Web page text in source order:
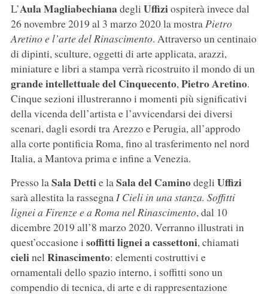
L’Aula Magliabechianadegli Uffiziospiterà invece dal
26 novembre 2019 al 3 marzo 2020 la mostraPietro
Aretino e l’arte del Rinascimento. Attraverso un centinaio
di dipinti, sculture, oggetti di arte applicata, arazzi,
miniature e libri a stampa verrà ricostruito il mondo di un
grande intellettuale del Cinquecento,Pietro Aretino.
Cinque sezioni illustreranno i momenti più significativi
della vicenda dell’artista e l’avvicendarsi dei diversi
scenari, dagli esordi tra Arezzo e Perugia, all’approdo
alla corte pontificia Roma, fino al trasferimento nel nord
Italia, a Mantova prima e infine a Venezia.
Presso laSala Dettie laSala del Caminodegli Uffizi
sarà allestita la rassegnaI Cieli in una stanza. Soffitti
lignei a Firenze e a Roma nel Rinascimento, dal 10
dicembre 2019 all’8 marzo 2020. Verranno illustrati in
quest’occasione i soffitti lignei a cassettoni, chiamati
cielinelRinascimento: elementi costruttivi e
ornamentali dello spazio interno, i soffitti sono un
compendio di tecnica, di arte e di rappresentazione